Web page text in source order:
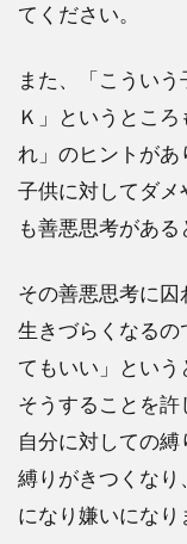
てください。
また、「こうい
Ｋ」というとこ
れ」のヒントがあ
子供に対してダメ
も善悪思考がある
その善悪思考に
生きづらくなるの
てもいい」とい
そうすることを許
自分に対しての
縛りがきつくなり
になり嫌いになり